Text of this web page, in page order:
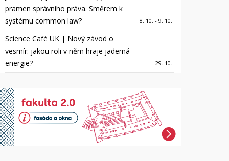
pramen správního práva. Směrem k
systému common law?
8. 10. - 9. 10.
Science Café UK | Nový závod o
vesmír: jakou roli v něm hraje jaderná
energie?
29. 10.